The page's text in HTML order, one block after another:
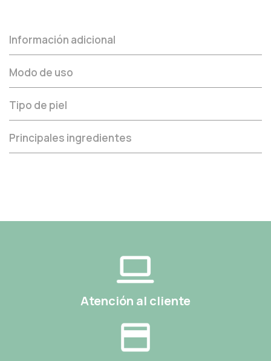
Información adicional
Modo de uso
Tipo de piel
Principales ingredientes
Atención al cliente